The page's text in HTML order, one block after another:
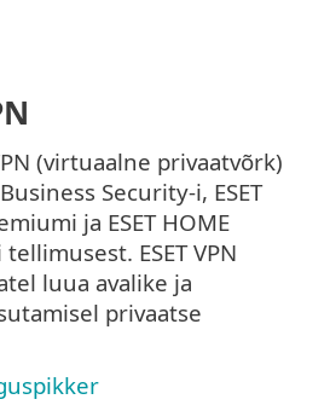
(virtuaalne privaatvõrk)
Security-i, ESET
ja ESET HOME
ESET VPN
luua avalike ja
privaatse